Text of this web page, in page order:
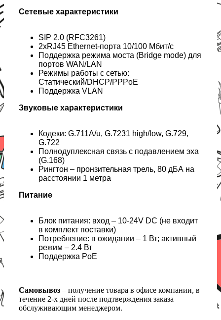
Сетевые характеристики
SIP 2.0 (RFC3261)
2xRJ45 Ethernet-порта 10/100 Мбит/с
Поддержка режима моста (Bridge mode) для
портов WAN/LAN
Режимы работы с сетью:
Статический/DHCP/PPPoE
Поддержка VLAN
Звуковые характеристики
Кодеки: G.711A/u, G.7231 high/low, G.729,
G.722
Полнодуплексная связь с подавлением эха
(G.168)
Рингтон – пронзительная трель, 80 дБА на
расстоянии 1 метра
Питание
Блок питания: вход – 10-24V DC (не входит
в комплект поставки)
Потребление: в ожидании – 1 Вт; активный
режим – 2.4 Вт
Поддержка PoE
Самовывоз – получение товара в офисе компании, в
течение 2-х дней после подтверждения заказа
обслуживающим менеджером.